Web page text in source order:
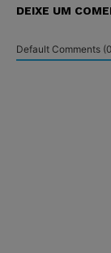
DEIXE UM
Default Comments